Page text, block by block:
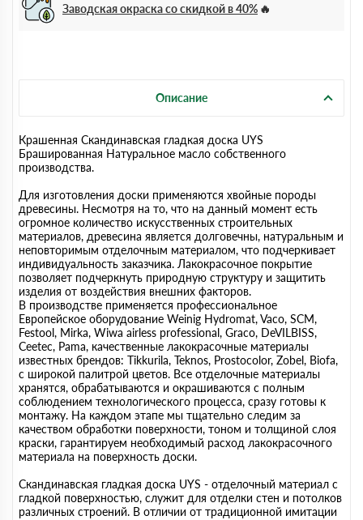
Заводская окраска со скидкой в 40%
Описание
Крашенная Скандинавская гладкая доска UYS
Брашированная Натуральное масло собственного
производства.
Для изготовления доски применяются хвойные породы
древесины. Несмотря на то, что на данный момент есть
огромное количество искусственных строительных
материалов, древесина является долговечны, натуральным и
неповторимым отделочным материалом, что подчеркивает
индивидуальность заказчика. Лакокрасочное покрытие
позволяет подчеркнуть природную структуру и защитить
изделия от воздействия внешних факторов.
В производстве применяется профессиональное
Европейское оборудование Weinig Hydromat, Vaco, SCM,
Festool, Mirka, Wiwa airless professional, Graco, DeVILBISS,
Сeeteс, Pama, качественные лакокрасочные материалы
известных брендов: Tikkurila, Teknos, Prostocolor, Zobel, Biofa,
с широкой палитрой цветов. Все отделочные материалы
хранятся, обрабатываются и окрашиваются с полным
соблюдением технологического процесса, сразу готовы к
монтажу. На каждом этапе мы тщательно следим за
качеством обработки поверхности, тоном и толщиной слоя
краски, гарантируем необходимый расход лакокрасочного
материала на поверхность доски.
Скандинавская гладкая доска UYS - отделочный материал с
гладкой поверхностью, служит для отделки стен и потолков
различных строений. В отличии от традиционной имитации